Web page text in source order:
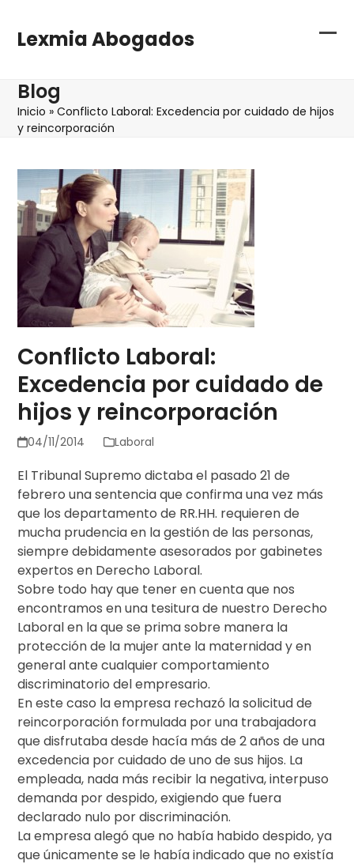
content
Lexmia Abogados
Blog
Inicio »Conflicto Laboral: Excedencia por cuidado de hijos
y reincorporación
Conflicto Laboral:
Excedencia por cuidado de
hijos y reincorporación
04/11/2014 Laboral
El Tribunal Supremo dictaba el pasado 21 de
febrero una sentencia que confirma una vez más
que los departamento de RR.HH. requieren de
mucha prudencia en la gestión de las personas,
siempre debidamente asesorados por gabinetes
expertos en Derecho Laboral.
Sobre todo hay que tener en cuenta que nos
encontramos en una tesitura de nuestro Derecho
Laboral en la que se prima sobre manera la
protección de la mujer ante la maternidad y en
general ante cualquier comportamiento
discriminatorio del empresario.
En este caso la empresa rechazó la solicitud de
reincorporación formulada por una trabajadora
que disfrutaba desde hacía más de 2 años de una
excedencia por cuidado de uno de sus hijos. La
empleada, nada más recibir la negativa, interpuso
demanda por despido, exigiendo que fuera
declarado nulo por discriminación.
La empresa alegó que no había habido despido, ya
que únicamente se le había indicado que no existía